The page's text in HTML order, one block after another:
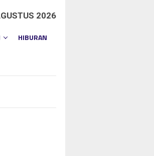
2026
HIBURAN